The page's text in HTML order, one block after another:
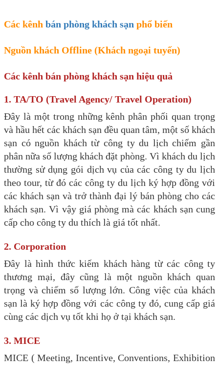
Các kênh bán phòng khách sạn phổ biến
Nguồn khách Offline (Khách ngoại tuyến)
Các kênh bán phòng khách sạn hiệu quả
1. TA/TO (Travel Agency/ Travel Operation)
Đây là một trong những kênh phân phối quan trọng
và hầu hết các khách sạn đều quan tâm, một số khách
sạn có nguồn khách từ công ty du lịch chiếm gần
phân nữa số lượng khách đặt phòng. Vì khách du lịch
thường sử dụng gói dịch vụ của các công ty du lịch
theo tour, từ đó các công ty du lịch ký hợp đồng với
các khách sạn và trở thành đại lý bán phòng cho các
khách sạn. Vì vậy giá phòng mà các khách sạn cung
cấp cho công ty du thích là giá tốt nhất.
2. Corporation
Đây là hình thức kiếm khách hàng từ các công ty
thương mại, đây cũng là một nguồn khách quan
trọng và chiếm số lượng lớn. Công việc của khách
sạn là ký hợp đồng với các công ty đó, cung cấp giá
cùng các dịch vụ tốt khi họ ở tại khách sạn.
3. MICE
MICE ( Meeting, Incentive, Conventions, Exhibition